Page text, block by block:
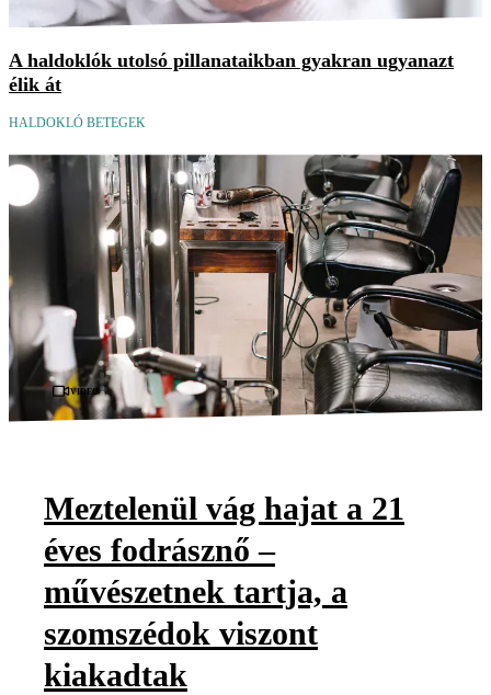
A haldoklók utolsó pillanataikban gyakran ugyanazt
élik át
HALDOKLÓ BETEGEK
Videó
Meztelenül vág hajat a 21
éves fodrásznő –
művészetnek tartja, a
szomszédok viszont
kiakadtak